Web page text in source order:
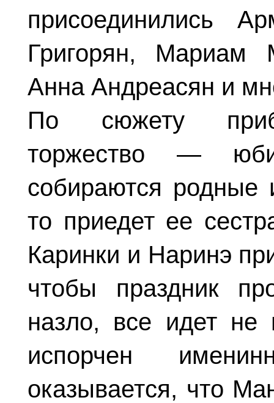
присоединились
Григорян, Мариам
Анна Андреасян и
По сюжету
торжество —
собираются родные
то приедет ее
Каринки и Наринэ
чтобы праздник
назло, все идет не
испорчен
оказывается, что